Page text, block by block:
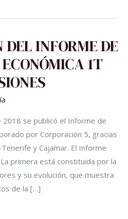
DEL INFORME DE
1T
2018 se publicó el Informe de
por Corporación 5, gracias
y Cajamar. El Informe
primera está constituida por la
y su evolución, que muestra
de la […]